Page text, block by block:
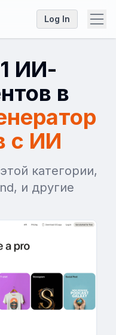
Log In
ИИ-
в
с ИИ
категории,
и другие